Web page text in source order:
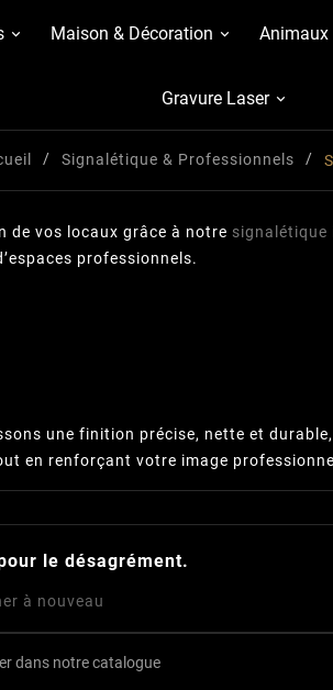
Maison & Décoration Animaux
Gravure Laser
Signalétique & Professionnels
de vos locaux grâce à notre signalétique
professionnels.
une finition précise, nette et
en renforçant votre image
le désagrément.
à nouveau